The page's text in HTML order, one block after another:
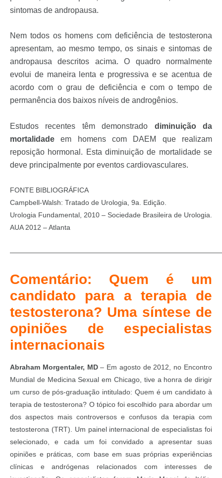
sintomas de andropausa.
Nem todos os homens com deficiência de testosterona
apresentam, ao mesmo tempo, os sinais e sintomas de
andropausa descritos acima. O quadro normalmente
evolui de maneira lenta e progressiva e se acentua de
acordo com o grau de deficiência e com o tempo de
permanência dos baixos níveis de androgênios.
Estudos recentes têm demonstrado diminuição da
mortalidade em homens com DAEM que realizam
reposição hormonal. Esta diminuição de mortalidade se
deve principalmente por eventos cardiovasculares.
FONTE BIBLIOGRÁFICA
Campbell-Walsh: Tratado de Urologia, 9a. Edição.
Urologia Fundamental, 2010 – Sociedade Brasileira de Urologia.
AUA 2012 – Atlanta
Comentário: Quem é um
candidato para a terapia de
testosterona? Uma síntese de
opiniões de especialistas
internacionais
Abraham Morgentaler, MD– Em agosto de 2012, no Encontro
Mundial de Medicina Sexual em Chicago, tive a honra de dirigir
um curso de pós-graduação intitulado: Quem é um candidato à
terapia de testosterona? O tópico foi escolhido para abordar um
dos aspectos mais controversos e confusos da terapia com
testosterona (TRT). Um painel internacional de especialistas foi
selecionado, e cada um foi convidado a apresentar suas
opiniões e práticas, com base em suas próprias experiências
clínicas e andrógenas relacionados com interesses de